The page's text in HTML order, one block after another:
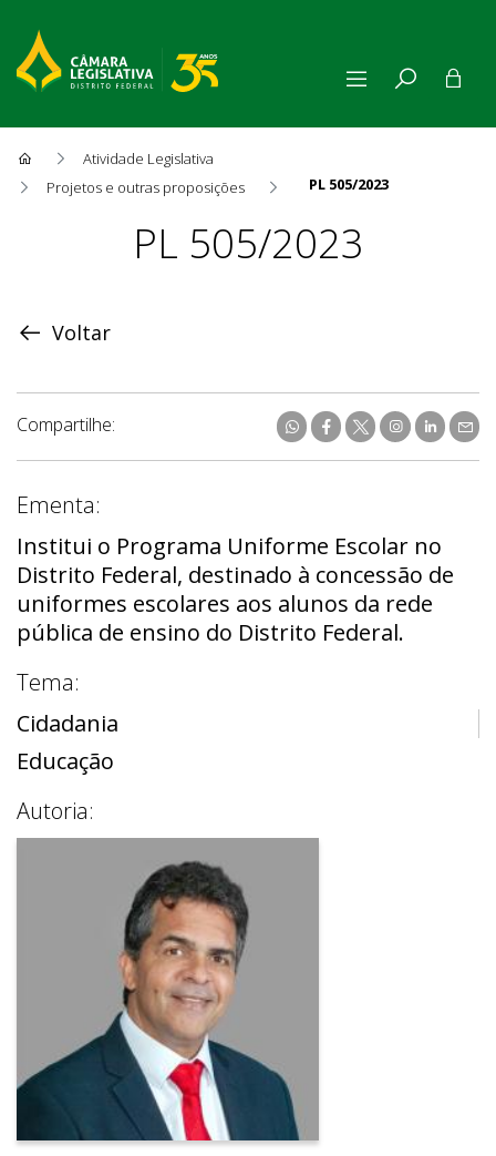
Atividade Legislativa
Projetos e outras proposições
PL 505/2023
ProposiçãoPL 505/2023
Voltar
Compartilhe:
Ementa:
Institui o Programa Uniforme Escolar no
Distrito Federal, destinado à concessão de
uniformes escolares aos alunos da rede
pública de ensino do Distrito Federal.
Tema:
Cidadania
Educação
Autoria: